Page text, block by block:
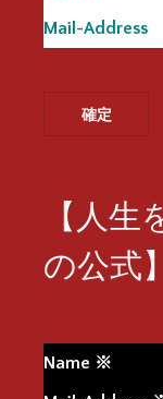
Mail-Address
【人
の公式】
Name ※